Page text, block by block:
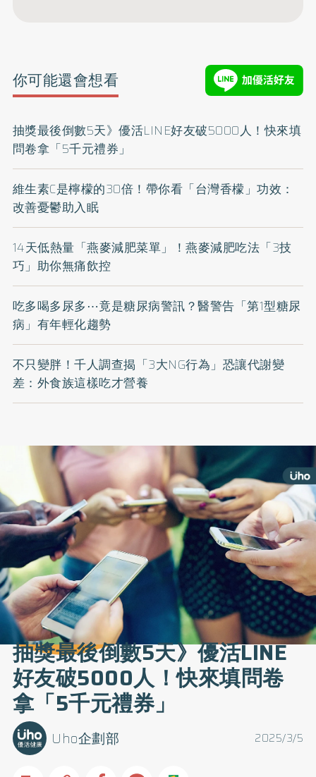
你可能還會想看
抽獎最後倒數5天》優活LINE好友破5000人！快來填
問卷拿「5千元禮券」
維生素C是檸檬的30倍！帶你看「台灣香檬」功效：
改善憂鬱助入眠
14天低熱量「燕麥減肥菜單」！燕麥減肥吃法「3技
巧」助你無痛飲控
吃多喝多尿多⋯竟是糖尿病警訊？醫警告「第1型糖尿
病」有年輕化趨勢
不只變胖！千人調查揭「3大NG行為」恐讓代謝變
差：外食族這樣吃才營養
抽獎最後倒數5天》優活LINE
好友破5000人！快來填問卷
拿「5千元禮券」
2025/3/5
Uho企劃部